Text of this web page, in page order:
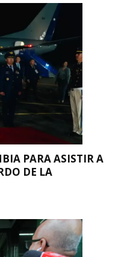
PARA ASISTIR A
DE LA